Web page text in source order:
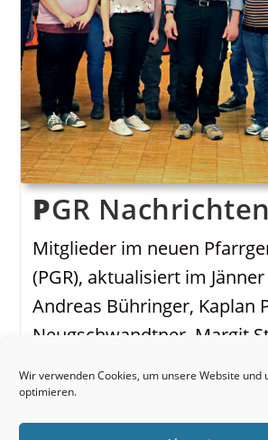
Wir verwenden Cookies, um unsere Website und
optimieren.
PGR Nachrichten
Mitglieder im neuen
(PGR), aktualisiert im
Andreas Bühringer, Kaplan
Neugschwandtner, Margit
Hinterndorfer, Konrad
Buxbaum, Anna Kitzler,